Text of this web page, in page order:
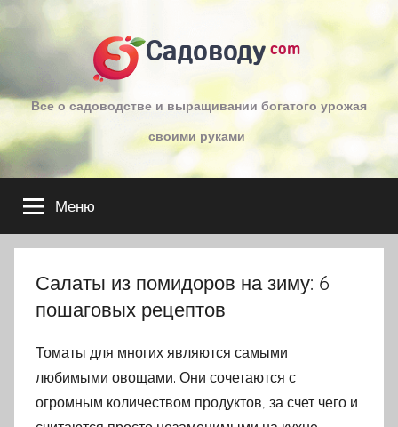
к
Садоводу com
Все о садоводстве и выращивании богатого урожая
своими руками
Меню
Салаты из помидоров на зиму: 6
пошаговых рецептов
Томаты для многих являются самыми
любимыми овощами. Они сочетаются с
огромным количеством продуктов, за счет чего и